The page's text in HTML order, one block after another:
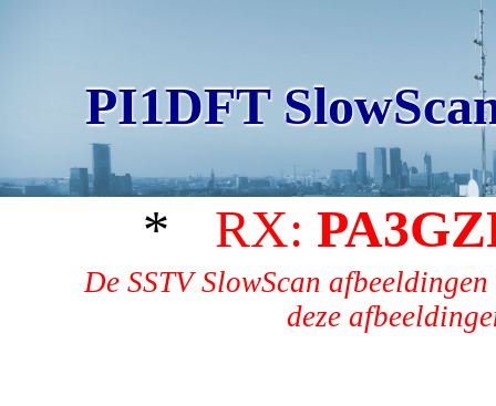
PI1DFT
* RX:
De SSTV SlowScan
deze